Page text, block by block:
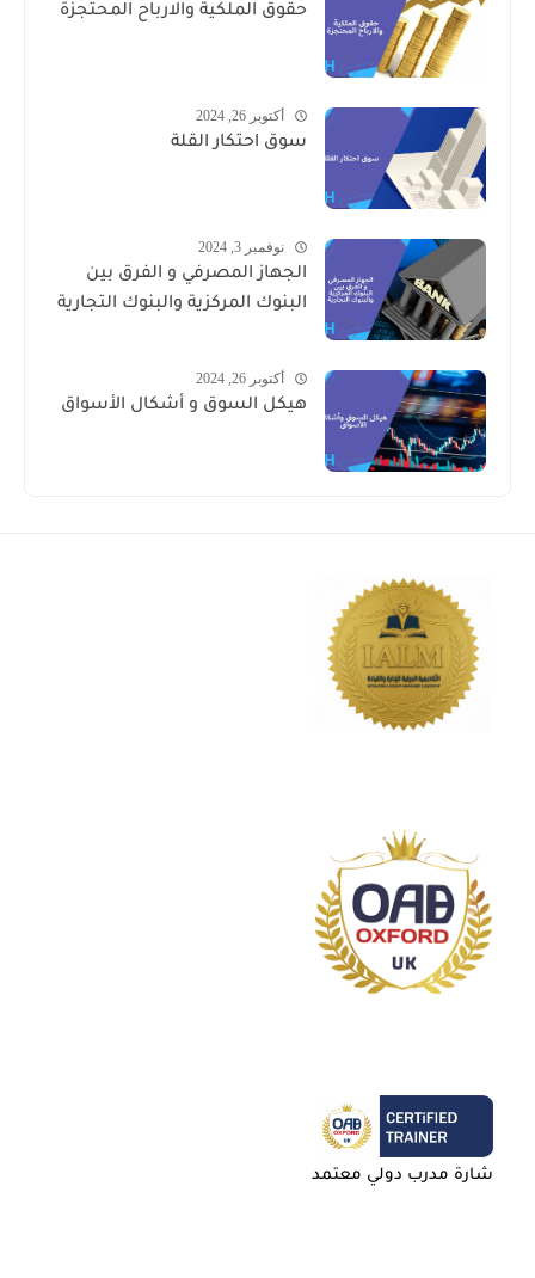
حقوق الملكية والارباح المحتجزة
أكتوبر 26, 2024
سوق احتكار القلة
نوفمبر 3, 2024
الجهاز المصرفي و الفرق بين
البنوك المركزية والبنوك التجارية
أكتوبر 26, 2024
هيكل السوق و أشكال الأسواق
شارة مدرب دولي معتمد